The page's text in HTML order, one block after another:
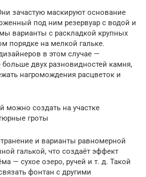
зачастую маскируют основание
под ним резервуар с водой и
варианты с раскладкой крупных
порядке на мелкой гальке.
в этом случае —
двух разновидностей камня,
нагромождения расцветок и
создать на участке
гроты
и варианты равномерной
галькой, что создаёт эффект
— сухое озеро, ручей и т. д. Такой
фонтан с другими